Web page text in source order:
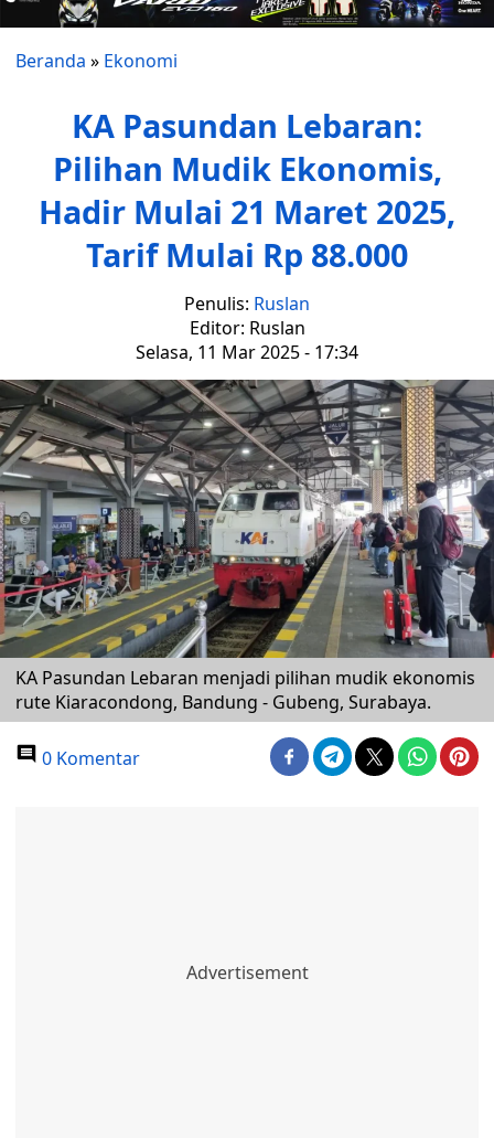
Beranda » Ekonomi
KA Pasundan Lebaran:
Pilihan Mudik Ekonomis,
Hadir Mulai 21 Maret 2025,
Tarif Mulai Rp 88.000
Penulis: Ruslan
Editor: Ruslan
Selasa, 11 Mar 2025 - 17:34
KA Pasundan Lebaran menjadi pilihan mudik ekonomis
rute Kiaracondong, Bandung - Gubeng, Surabaya.
0 Komentar